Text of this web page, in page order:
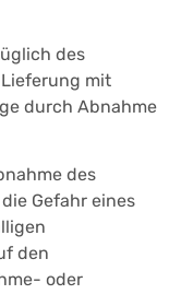
des
mit
durch Abnahme
des
Gefahr eines
den
oder